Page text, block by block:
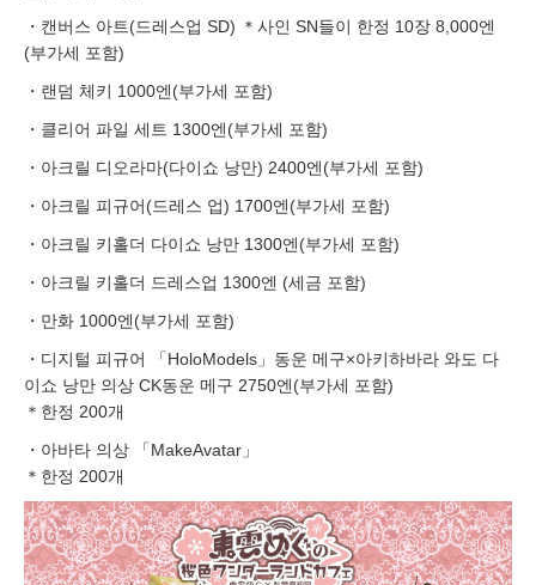
・캔버스 아트(드레스업 SD) ＊사인 SN들이 한정 10장 8,000엔
(부가세 포함)
・랜덤 체키 1000엔(부가세 포함)
・클리어 파일 세트 1300엔(부가세 포함)
・아크릴 디오라마(다이쇼 낭만) 2400엔(부가세 포함)
・아크릴 피규어(드레스 업) 1700엔(부가세 포함)
・아크릴 키홀더 다이쇼 낭만 1300엔(부가세 포함)
・아크릴 키홀더 드레스업 1300엔 (세금 포함)
・만화 1000엔(부가세 포함)
・디지털 피규어 「HoloModels」동운 메구×아키하바라 와도 다
이쇼 낭만 의상 CK동운 메구 2750엔(부가세 포함)
＊한정 200개
・아바타 의상 「MakeAvatar」
＊한정 200개